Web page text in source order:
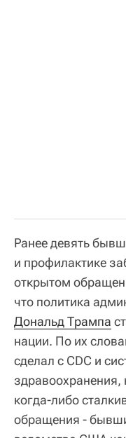
Ранее девять
и профилактике
открытом
что политика
Дональд Трампа
нации. По их
сделал с CDC и
здравоохранения,
когда-либо
обращения -